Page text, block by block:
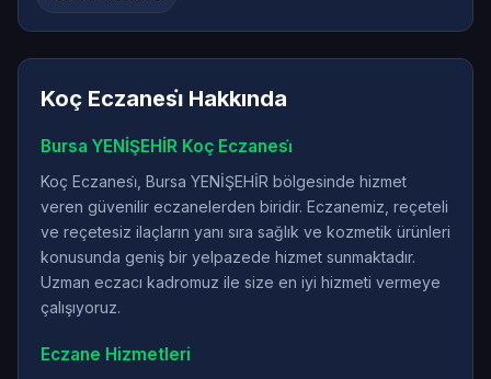
Koç Eczanesi̇ Hakkında
Bursa YENİŞEHİR Koç Eczanesi̇
Koç Eczanesi̇, Bursa YENİŞEHİR bölgesinde hizmet
veren güvenilir eczanelerden biridir. Eczanemiz, reçeteli
ve reçetesiz ilaçların yanı sıra sağlık ve kozmetik ürünleri
konusunda geniş bir yelpazede hizmet sunmaktadır.
Uzman eczacı kadromuz ile size en iyi hizmeti vermeye
çalışıyoruz.
Eczane Hizmetleri